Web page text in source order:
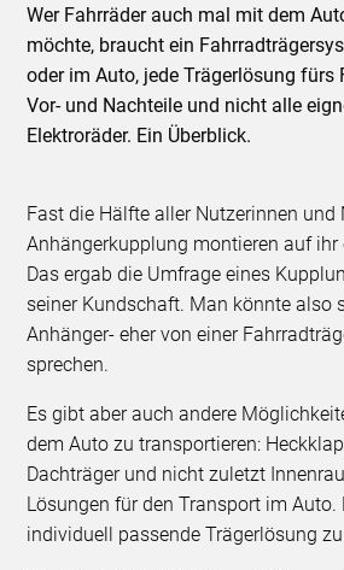
Wer Fahrräder auch mal mit dem
möchte, braucht ein
oder im Auto, jede Trägerlösung fürs
Vor- und Nachteile und nicht alle
Elektroräder. Ein Überblick.
Fast die Hälfte aller Nutzerinnen und
Anhängerkupplung montieren auf ihr
Das ergab die Umfrage eines
seiner Kundschaft. Man könnte also
Anhänger- eher von einer
sprechen.
Es gibt aber auch andere
dem Auto zu transportieren:
Dachträger und nicht zuletzt
Lösungen für den Transport im Auto.
individuell passende Trägerlösung